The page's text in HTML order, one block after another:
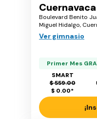
Boulevard Benito
Miguel Hidalgo,
Ver gimnasio
Primer Mes
SMART
$ 559.00
$ 0.00*